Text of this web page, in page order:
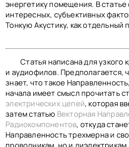
энергетику помещения. В
интересных, субъективных
Тонкую Акустику, как отдельный
Статья написана для узкого
и аудиофилов. Предполагается,
знает, что такое
начала имеет смысл прочитать
электрических цепей, которая
затем статью Векторная
Радиокомпонентов, откуда
Направленность трехмерна и